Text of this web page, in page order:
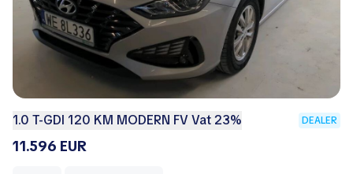
1.0 T-GDI 120 KM MODERN FV Vat 23% DEALER
11.596 EUR